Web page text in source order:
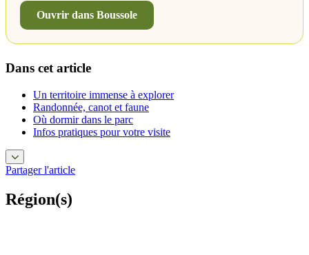
Ouvrir dans Boussole
Dans cet article
Un territoire immense à explorer
Randonnée, canot et faune
Où dormir dans le parc
Infos pratiques pour votre visite
Partager l'article
Région(s)